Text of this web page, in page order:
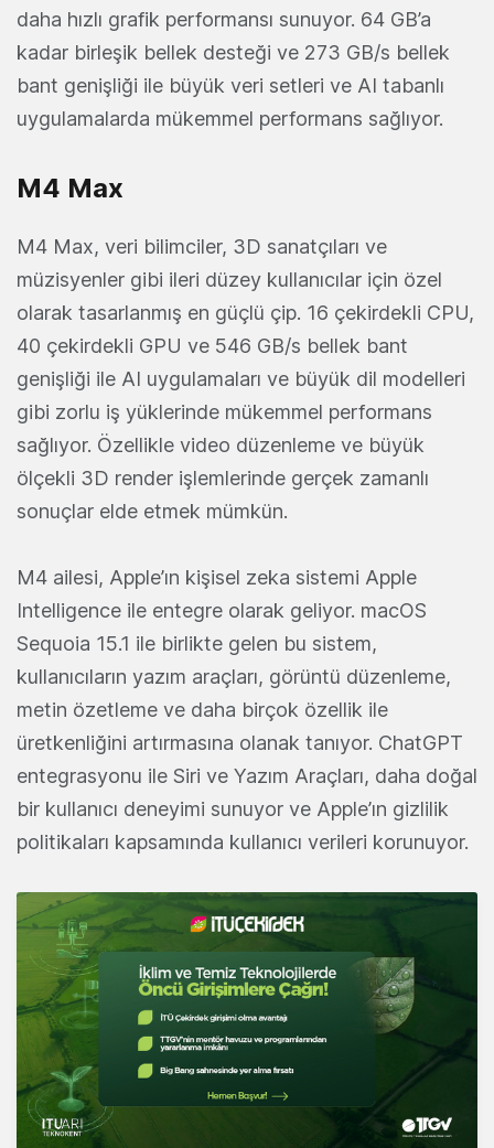
daha hızlı grafik performansı sunuyor. 64 GB’a
kadar birleşik bellek desteği ve 273 GB/s bellek
bant genişliği ile büyük veri setleri ve AI tabanlı
uygulamalarda mükemmel performans sağlıyor.
M4 Max
M4 Max, veri bilimciler, 3D sanatçıları ve
müzisyenler gibi ileri düzey kullanıcılar için özel
olarak tasarlanmış en güçlü çip. 16 çekirdekli CPU,
40 çekirdekli GPU ve 546 GB/s bellek bant
genişliği ile AI uygulamaları ve büyük dil modelleri
gibi zorlu iş yüklerinde mükemmel performans
sağlıyor. Özellikle video düzenleme ve büyük
ölçekli 3D render işlemlerinde gerçek zamanlı
sonuçlar elde etmek mümkün.
M4 ailesi, Apple’ın kişisel zeka sistemi Apple
Intelligence ile entegre olarak geliyor. macOS
Sequoia 15.1 ile birlikte gelen bu sistem,
kullanıcıların yazım araçları, görüntü düzenleme,
metin özetleme ve daha birçok özellik ile
üretkenliğini artırmasına olanak tanıyor. ChatGPT
entegrasyonu ile Siri ve Yazım Araçları, daha doğal
bir kullanıcı deneyimi sunuyor ve Apple’ın gizlilik
politikaları kapsamında kullanıcı verileri korunuyor.